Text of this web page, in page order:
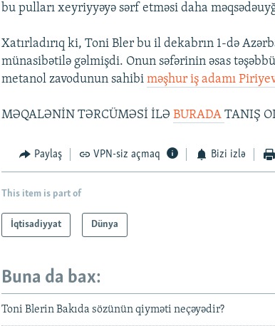
bu pulları xeyriyyəyə sərf etməsi daha
Xatırladırıq ki, Toni Bler bu il dekabrın 1-də
münasibətilə gəlmişdi. Onun səfərinin əsas
metanol zavodunun sahibiməşhur iş adamı
MƏQALƏNİN TƏRCÜMƏSİ İLƏBURADATANIŞ
Paylaş VPN-siz açmaq Bizi izlə
This item is part of
İqtisadiyyat Dünya
Buna da bax:
Toni Blerin Bakıda sözünün qiyməti neçəyədir?